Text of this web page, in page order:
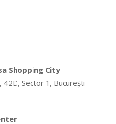
Shopping City
42D, Sector 1, București